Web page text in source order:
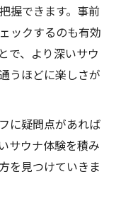
握できます。事前
ックするのも有効
で、より深いサウ
うほどに楽しさが
に疑問点があれば
サウナ体験を積み
を見つけていきま